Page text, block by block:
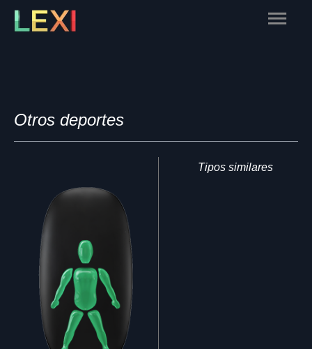
Skip
Main
Otros deportes
Tipos similares